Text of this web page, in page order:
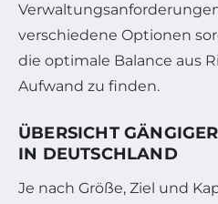
verschiedene Optionen
die optimale Balance aus
Aufwand zu finden.
ÜBERSICHT
IN DEUTSCHLAND
Je nach Größe, Ziel und